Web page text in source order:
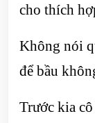
cho thích
Không nói
để bầu
Trước kia